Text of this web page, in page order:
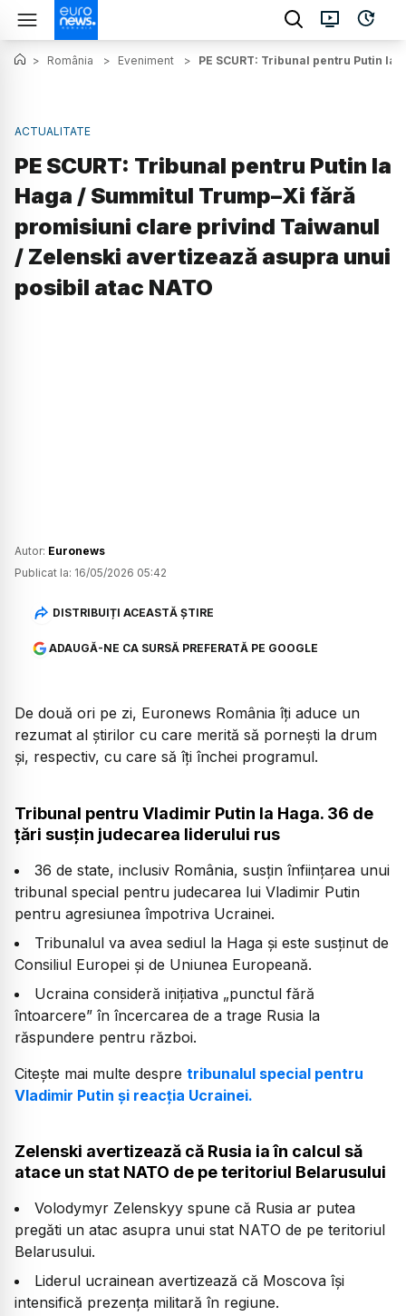
> România > Eveniment > PE SCURT: Tribunal pentru Putin
ACTUALITATE
PE SCURT: Tribunal pentru Putin la
Haga / Summitul Trump–Xi fără
promisiuni clare privind Taiwanul
/ Zelenski avertizează asupra unui
posibil atac NATO
Autor: Euronews
Publicat la: 16/05/2026 05:42
DISTRIBUIȚI ACEASTĂ ȘTIRE
ADAUGĂ-NE CA SURSĂ PREFERATĂ PE GOOGLE
De două ori pe zi, Euronews România îți aduce un
rezumat al știrilor cu care merită să pornești la drum
și, respectiv, cu care să îți închei programul.
Tribunal pentru Vladimir Putin la Haga. 36 de
țări susțin judecarea liderului rus
36 de state, inclusiv România, susțin înființarea unui
tribunal special pentru judecarea lui Vladimir Putin
pentru agresiunea împotriva Ucrainei.
Tribunalul va avea sediul la Haga și este susținut de
Consiliul Europei și de Uniunea Europeană.
Ucraina consideră inițiativa „punctul fără
întoarcere” în încercarea de a trage Rusia la
răspundere pentru război.
Citește mai multe despre tribunalul special pentru
Vladimir Putin și reacția Ucrainei.
Zelenski avertizează că Rusia ia în calcul să
atace un stat NATO de pe teritoriul Belarusului
Volodymyr Zelenskyy spune că Rusia ar putea
pregăti un atac asupra unui stat NATO de pe teritoriul
Belarusului.
Liderul ucrainean avertizează că Moscova își
intensifică prezența militară în regiune.